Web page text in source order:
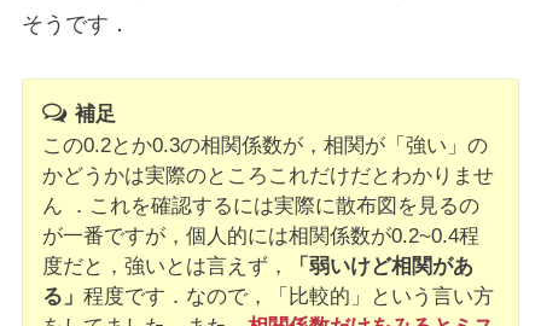
そうです．
補足
この0.2とか0.3の相関係数が，相関が「強い」の
かどうかは実際のところこれだけだとわかりませ
ん ．これを確認するには実際に散布図を見るの
が一番ですが，個人的には相関係数が0.2~0.4程
度だと，強いとは言えず，
「弱いけど相関があ
る」程度です．なので，「比較的」という言い方